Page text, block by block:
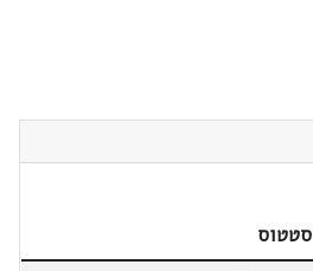
סטטוס